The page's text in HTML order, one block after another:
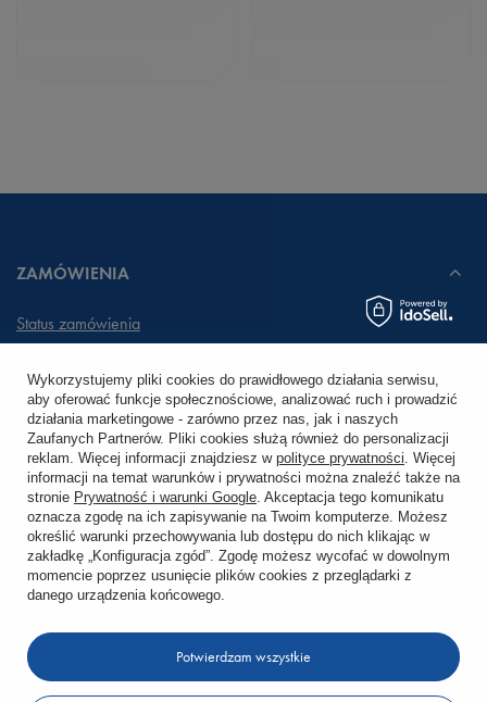
ZAMÓWIENIA
Status zamówienia
Chcę zareklamować produkt
Chcę zwrócić produkt
Chcę wymienić towar
KONTO
KONTAKT
Wykorzystujemy pliki cookies do prawidłowego działania serwisu,
aby oferować funkcje społecznościowe, analizować ruch i prowadzić
działania marketingowe - zarówno przez nas, jak i naszych
Zaufanych Partnerów. Pliki cookies służą również do personalizacji
reklam. Więcej informacji znajdziesz w polityce prywatności. Więcej
informacji na temat warunków i prywatności można znaleźć także na
stronie Prywatność i warunki Google. Akceptacja tego komunikatu
oznacza zgodę na ich zapisywanie na Twoim komputerze. Możesz
określić warunki przechowywania lub dostępu do nich klikając w
zakładkę „Konfiguracja zgód”. Zgodę możesz wycofać w dowolnym
momencie poprzez usunięcie plików cookies z przeglądarki z
danego urządzenia końcowego.
Potwierdzam wszystkie